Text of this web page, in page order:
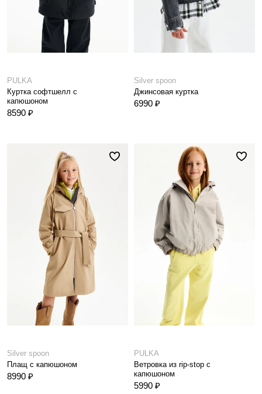
PULKA
Куртка софтшелл с
капюшоном
8590 ₽
Silver spoon
Джинсовая куртка
6990 ₽
Silver spoon
Плащ с капюшоном
8990 ₽
PULKA
Ветровка из rip-stop с
капюшоном
5990 ₽